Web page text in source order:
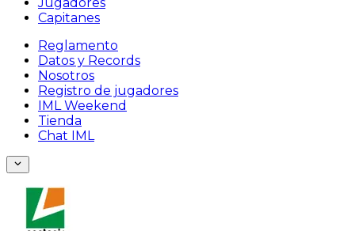
Capitanes
Reglamento
Datos y Records
Nosotros
Registro de jugadores
IML Weekend
Tienda
Chat IML